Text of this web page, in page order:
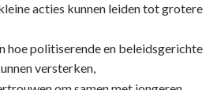
acties kunnen leiden tot grotere
hoe politiserende en beleidsgerichte
versterken,